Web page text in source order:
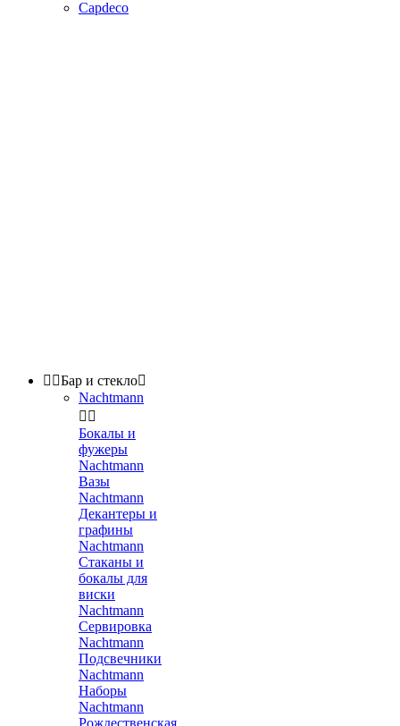
Capdeco
 Бар и стекло
Nachtmann
 
Бокалы и
фужеры
Nachtmann
Вазы
Nachtmann
Декантеры и
графины
Nachtmann
Стаканы и
бокалы для
виски
Nachtmann
Сервировка
Nachtmann
Подсвечники
Nachtmann
Наборы
Nachtmann
Рождественская